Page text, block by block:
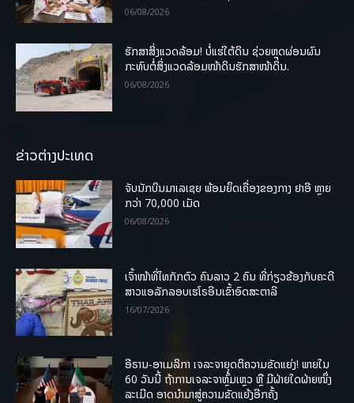
06/08/2026
ຮັກສາສິ່ງແວດລ້ອມ! ບໍ່ແຮ່ໃຕ້ດິນ ຊ່ວຍຫຼຸດຜ່ອນຜົນ
ກະທົບຕໍ່ສິ່ງແວດລ້ອມໜ້າດິນຮັກສາໜ້າດິນ.
06/08/2026
ຂ່າວຕ່າງປະເທດ
ຈັບນັກບິນມາເລເຊຍ ພ້ອມຍຶດເຄື່ອງຂອງກາງ ຢາອີ ຫຼາຍ
ກວ່າ 70,000 ເມັດ
06/08/2026
ເຈົ້າໜ້າທີ່ໄທກັກຕົວ ຄົນລາວ 2 ຄົນ ທີ່ກ່ຽວຂ້ອງກັບຄະດີ
ສາວແອລັກລອບເຮໂຣອີນເຂົ້າອົດສະຕາລີ
16/07/2026
ອີຣານ-ອາເມລິກາ ເຈລະຈາຍຸດຕິຄວາມຂັດແຍ່ງ! ພາຍໃນ
60 ວັນນີ້ ຖ້າການເຈລະຈາຫຼົ້ມເຫຼວ ຫຼື ມີຝ່າຍໃດຝ່າຍໜຶ່ງ
ລະເມີດ ອາດນໍາມາສູ່ຄວາມຂັດແຍ້ງອີກຄັ້ງ